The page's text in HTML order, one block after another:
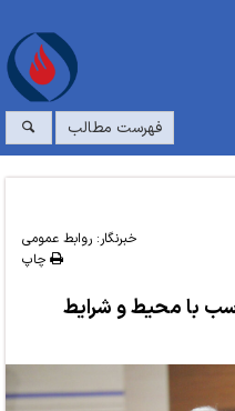
فهرست مطالب
خبرنگار: روابط عمومی
چاپ
با محیط و شرایط